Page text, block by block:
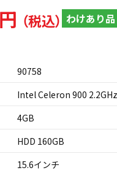
わけあり品
90758
Intel Celeron 900 2.2GHz
4GB
HDD 160GB
15.6インチ